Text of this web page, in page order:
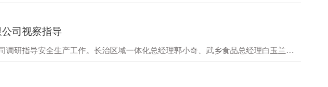
司视察指导
研指导安全生产工作。长治区域一体化总经理郭小奇、武乡食品总经理白玉兰等